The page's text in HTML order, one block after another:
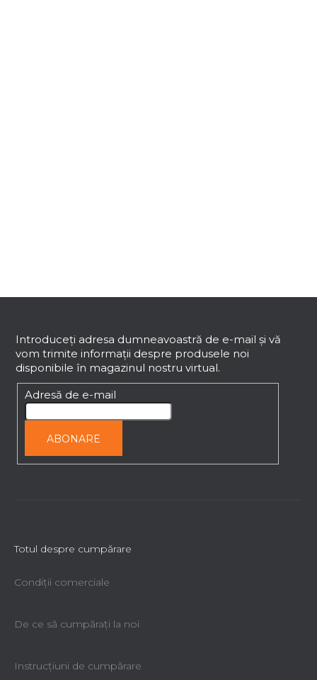
Introduceţi adresa dumneavoastră de e-mail şi vă
vom trimite informaţii despre produsele noi
disponibile în magazinul nostru virtual.
Adresă de e-mail
ABONARE
Totul despre cumpărare
Condiții comerciale
De ce să cumpăraţi la noi
Instrucțiuni de cumpărare